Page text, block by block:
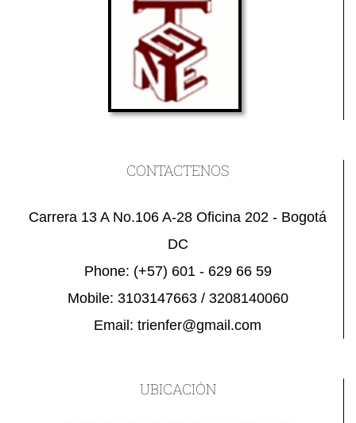
CONTACTENOS
Carrera 13 A No.106 A-28 Oficina 202 - Bogotá
DC
Phone: (+57) 601 - 629 66 59
Mobile: 3103147663 / 3208140060
Email: trienfer@gmail.com
UBICACIÓN